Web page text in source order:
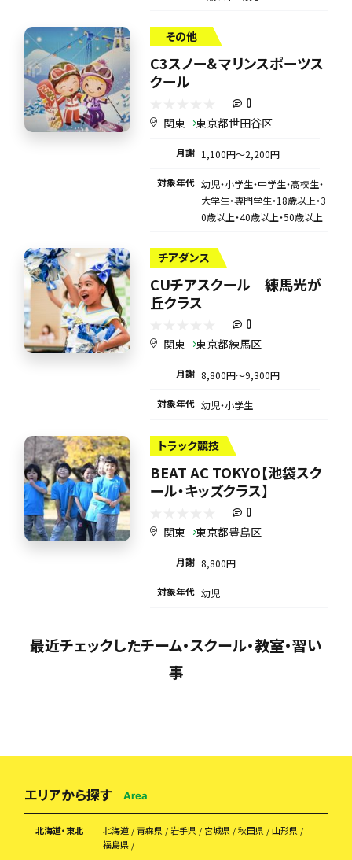
その他
C3スノー＆マリンスポーツス
クール
0
関東 東京都世田谷区
月謝 1,100円〜2,200円
対象年代 幼児・小学生・中学生・高校生・
大学生・専門学生・18歳以上・3
0歳以上・40歳以上・50歳以上
チアダンス
CUチアスクール 練馬光が
丘クラス
0
関東 東京都練馬区
月謝 8,800円〜9,300円
対象年代 幼児・小学生
トラック競技
BEAT AC TOKYO【池袋スク
ール・キッズクラス】
0
関東 東京都豊島区
月謝 8,800円
対象年代 幼児
最近チェックしたチーム・スクール・教室・習い
事
エリアから探す Area
北海道・東北 北海道 青森県 岩手県 宮城県 秋田県
山形県
福島県